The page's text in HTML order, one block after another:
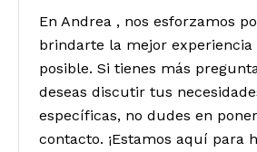
En Andrea , nos esforzamos
brindarte la mejor experiencia
posible. Si tienes más
deseas discutir tus
específicas, no dudes en
contacto. ¡Estamos aquí para